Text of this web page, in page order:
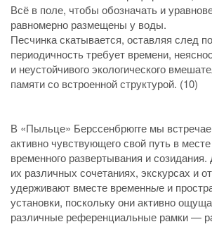
Всё в поле, чтобы обозначать и
равномерно размещены у воды.
Песчинка скатывается, оставляя след
периодичность требует времени,
и неустойчивого экологического
памяти со встроенной структурой. (10)
В «Пыльце» Берссенбрюгге мы
активно чувствующего свой путь в
временного развертывания и
их различных сочетаниях, экскурсах и
удерживают вместе временные и
установки, поскольку они активно
различные референциальные рамки —